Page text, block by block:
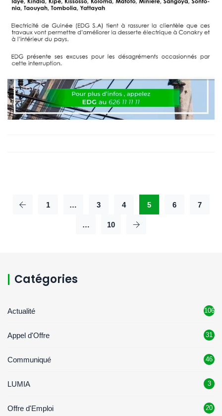
1 … 3 4 5 6 7
… 10
Catégories
Actualité 106
Appel d'Offre 31
Communiqué 46
LUMIA 3
Offre d'Emploi 20